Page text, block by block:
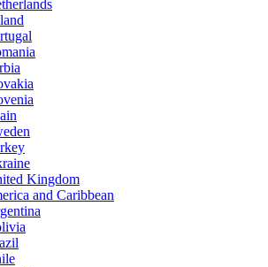
Kingdom
and Caribbean